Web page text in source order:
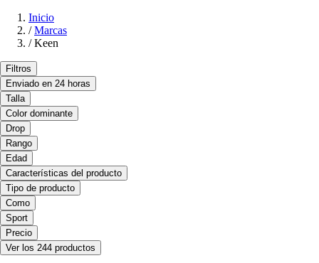
Inicio
/ Marcas
/ Keen
Filtros
Enviado en 24 horas
Talla
Color dominante
Drop
Rango
Edad
Características del producto
Tipo de producto
Como
Sport
Precio
Ver los 244 productos